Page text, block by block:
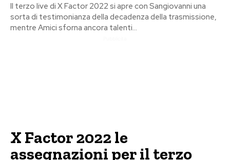
Il terzo live di X Factor 2022 si apre con Sangiovanni una
sorta di testimonianza della decadenza della trasmissione,
mentre Amici sforna ancora talenti...
X Factor 2022 le
assegnazioni per il terzo